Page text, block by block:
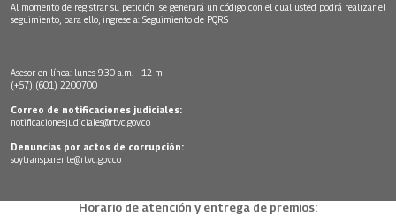
Al momento de registrar su petición, se generará un código con el cual usted podrá realizar el
seguimiento, para ello, ingrese a: Seguimiento de PQRS
Asesor en línea: lunes 9:30 a.m. - 12 m
(+57) (601) 2200700
Correo de notificaciones judiciales:
notificacionesjudiciales@rtvc.gov.co
Denuncias por actos de corrupción:
soytransparente@rtvc.gov.co
Horario de atención y entrega de premios: